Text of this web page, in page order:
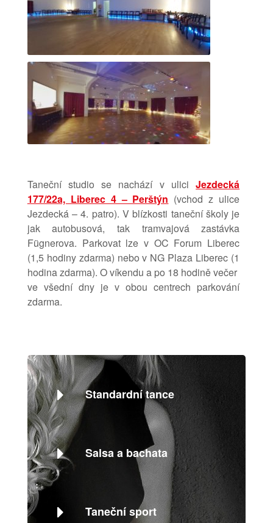
Taneční studio se nachází v uliciJezdecká
177/22a, Liberec 4 – Perštýn (vchod z ulice
Jezdecká – 4. patro). V blízkosti taneční školy je
jak autobusová, tak tramvajová zastávka
Fügnerova. Parkovat lze v OC Forum Liberec
(1,5 hodiny zdarma) nebo v NG Plaza Liberec (1
hodina zdarma). O víkendu a po 18 hodině večer
ve všední dny je v obou centrech parkování
zdarma.
Standardní tance
Salsa a bachata
Taneční sport